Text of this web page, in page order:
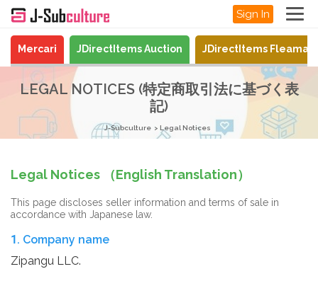
Sign In
Mercari JDirectItems Auction JDirectItems
LEGAL NOTICES (特定商取引法に基づく表
記)
J-Subculture Legal Notices
Legal Notices （English Translation）
This page discloses seller information and terms of sale in
accordance with Japanese law.
1. Company name
Zipangu LLC.